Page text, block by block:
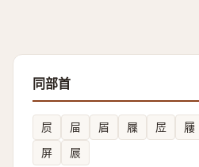
同部首
屃 屇 㞒 屧 㞐 屨
屏
屒